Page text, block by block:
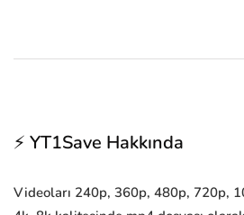
⚡ YT1Save Hakkında
Videoları 240p, 360p, 480p, 720p,